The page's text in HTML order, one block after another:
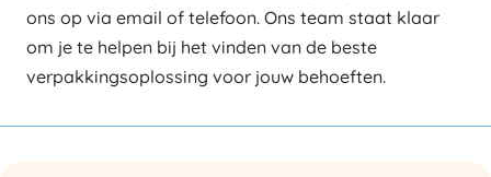
ons op via email of telefoon. Ons team staat klaar
om je te helpen bij het vinden van de beste
verpakkingsoplossing voor jouw behoeften.